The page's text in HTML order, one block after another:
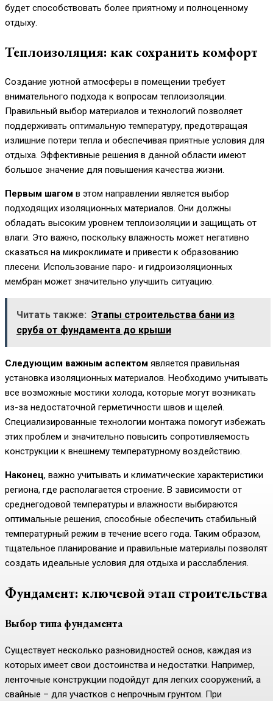
будет способствовать более приятному и полноценному
отдыху.
Теплоизоляция: как сохранить комфорт
Создание уютной атмосферы в помещении требует
внимательного подхода к вопросам теплоизоляции.
Правильный выбор материалов и технологий позволяет
поддерживать оптимальную температуру, предотвращая
излишние потери тепла и обеспечивая приятные условия для
отдыха. Эффективные решения в данной области имеют
большое значение для повышения качества жизни.
Первым шагом в этом направлении является выбор
подходящих изоляционных материалов. Они должны
обладать высоким уровнем теплоизоляции и защищать от
влаги. Это важно, поскольку влажность может негативно
сказаться на микроклимате и привести к образованию
плесени. Использование паро- и гидроизоляционных
мембран может значительно улучшить ситуацию.
Читать также: Этапы строительства бани из
сруба от фундамента до крыши
Следующим важным аспектом является правильная
установка изоляционных материалов. Необходимо учитывать
все возможные мостики холода, которые могут возникать
из-за недостаточной герметичности швов и щелей.
Специализированные технологии монтажа помогут избежать
этих проблем и значительно повысить сопротивляемость
конструкции к внешнему температурному воздействию.
Наконец, важно учитывать и климатические характеристики
региона, где располагается строение. В зависимости от
среднегодовой температуры и влажности выбираются
оптимальные решения, способные обеспечить стабильный
температурный режим в течение всего года. Таким образом,
тщательное планирование и правильные материалы позволят
создать идеальные условия для отдыха и расслабления.
Фундамент: ключевой этап строительства
Выбор типа фундамента
Существует несколько разновидностей основ, каждая из
которых имеет свои достоинства и недостатки. Например,
ленточные конструкции подойдут для легких сооружений, а
свайные – для участков с непрочным грунтом. При